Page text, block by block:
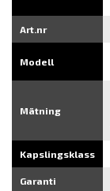
Art.nr
Modell
Mätning
Kapslingsklass
Garanti